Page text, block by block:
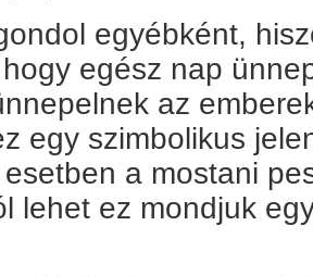
egyébként,
egész nap
az
egy szimbolikus
a mostani
lehet ez mondjuk